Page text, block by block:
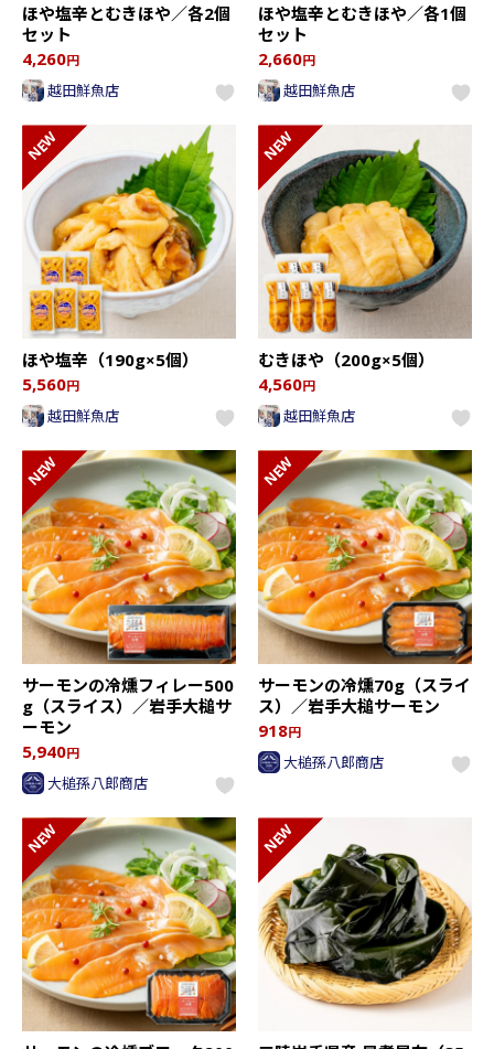
ほや塩辛とむきほや／各2個
セット
4,260円
越田鮮魚店
ほや塩辛とむきほや／各1個
セット
2,660円
越田鮮魚店
ほや塩辛（190g×5個）
5,560円
越田鮮魚店
むきほや（200g×5個）
4,560円
越田鮮魚店
サーモンの冷燻フィレー500
g（スライス）／岩手大槌サ
ーモン
5,940円
大槌孫八郎商店
サーモンの冷燻70g（スライ
ス）／岩手大槌サーモン
918円
大槌孫八郎商店